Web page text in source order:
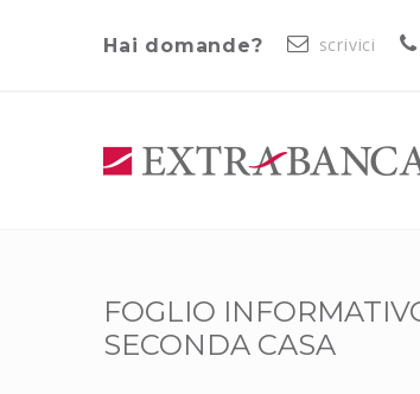
Hai domande? scrivici
FOGLIO
SECONDA CASA